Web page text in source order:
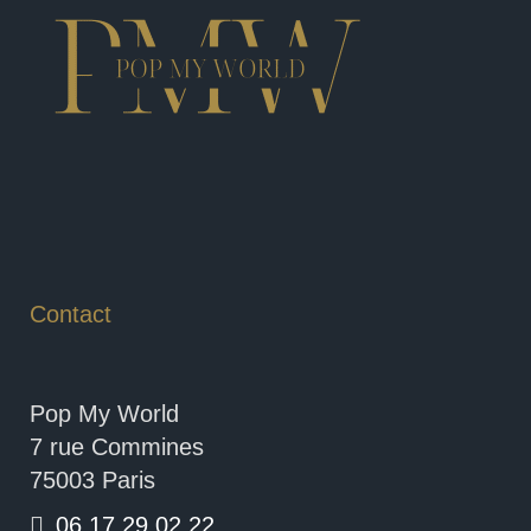
Contact
Pop My World
7 rue Commines
75003 Paris
06.17.29.02.22